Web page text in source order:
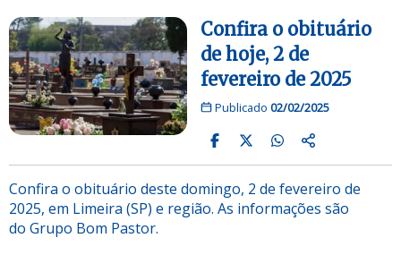
Confira o obituário
de hoje, 2 de
fevereiro de 2025
Publicado 02/02/2025
Confira o obituário deste domingo, 2 de fevereiro de
2025, em Limeira (SP) e região. As informações são
do Grupo Bom Pastor.